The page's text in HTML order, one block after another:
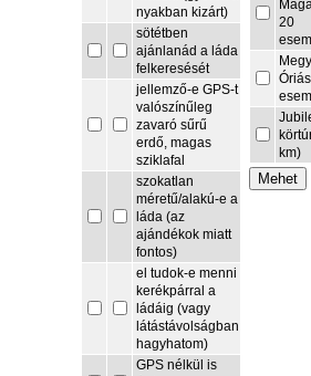
nyakban kizárt)
sötétben
ajánlanád a láda
felkeresését
jellemző-e GPS-t
valószínűleg
zavaró sűrű
erdő, magas
sziklafal
szokatlan
méretű/alakú-e a
láda (az
ajándékok miatt
fontos)
el tudok-e menni
kerékpárral a
ládáig (vagy
látástávolságban
hagyhatom)
GPS nélkül is
20
km)